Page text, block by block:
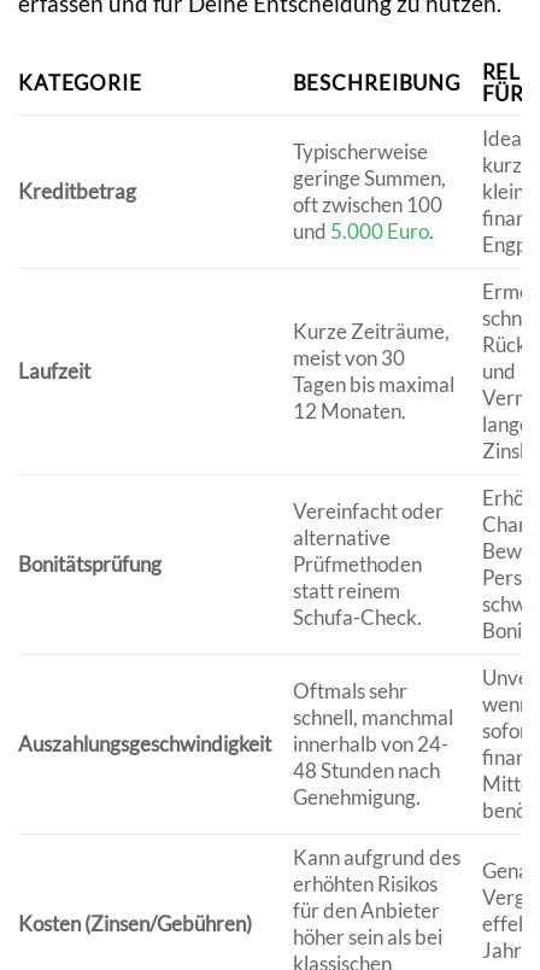
KATEGORIE BESCHREIBUNG
FÜR
Kreditbetrag
Typischerweise
geringe Summen,
oft zwischen 100
und 5.000 Euro.
Ideal
Laufzeit
Kurze Zeiträume,
meist von 30
Tagen bis maximal
12 Monaten.
und
langer
Bonitätsprüfung
Vereinfacht oder
alternative
Prüfmethoden
statt reinem
Schufa-Check.
Auszahlungsgeschwindigkeit
Oftmals sehr
schnell, manchmal
innerhalb von 24-
48 Stunden nach
Genehmigung.
wenn
Mittel
Kosten (Zinsen/Gebühren)
Kann aufgrund des
erhöhten Risikos
für den Anbieter
höher sein als bei
klassischen